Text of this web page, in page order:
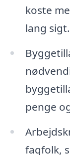
koste
lang sigt.
penge
fagfolk,